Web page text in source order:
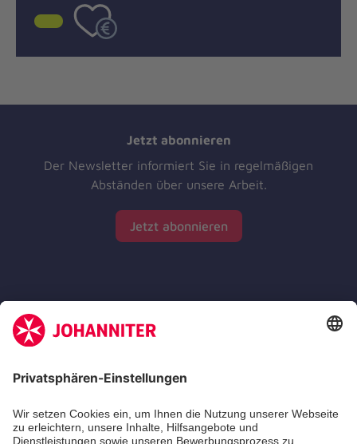
Jetzt abonnieren
Der Newsletter informiert Sie in regelmäßigen
Abständen über unsere Arbeit.
Jetzt abonnieren
des Deutschen Spendenrats e.V.